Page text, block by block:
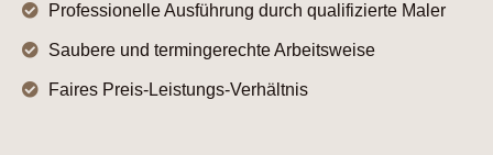
Professionelle Ausführung durch qualifizierte Maler
Saubere und termingerechte Arbeitsweise
Faires Preis-Leistungs-Verhältnis